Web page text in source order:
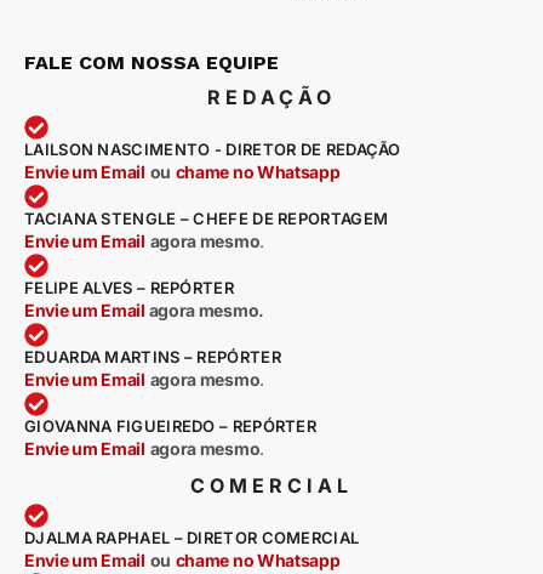
FALE COM NOSSA EQUIPE
REDAÇÃO
LAILSON NASCIMENTO - DIRETOR DE REDAÇÃO
Envie um Email ou chame no Whatsapp
TACIANA STENGLE – CHEFE DE REPORTAGEM
Envie um Email agora mesmo.
FELIPE ALVES – REPÓRTER
Envie um Email agora mesmo.
EDUARDA MARTINS – REPÓRTER
Envie um Email agora mesmo.
GIOVANNA FIGUEIREDO – REPÓRTER
Envie um Email agora mesmo.
COMERCIAL
DJALMA RAPHAEL – DIRETOR COMERCIAL
Envie um Email ou chame no Whatsapp